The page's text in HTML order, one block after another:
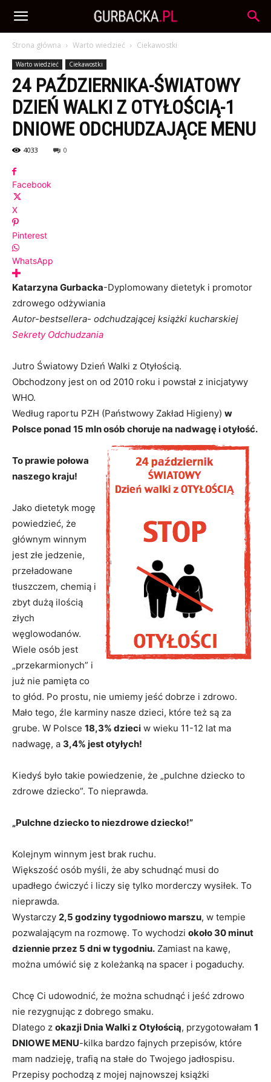
Strona główna Warto wiedzieć Ciekawostki
Warto wiedzieć Ciekawostki
24 PAŹDZIERNIKA-ŚWIATOWY
DZIEŃ WALKI Z OTYŁOŚCIĄ-1
DNIOWE ODCHUDZAJĄCE MENU
4033 0
Facebook
X
Pinterest
WhatsApp
Katarzyna Gurbacka-Dyplomowany dietetyk i promotor
zdrowego odżywiania
Autor-bestsellera- odchudzającej książki kucharskiej
Sekrety Odchudzania
Jutro Światowy Dzień Walki z Otyłością.
Obchodzony jest on od 2010 roku i powstał z inicjatywy
WHO.
Według raportu PZH (Państwowy Zakład Higieny) w
Polsce ponad 15 mln osób choruje na nadwagę i otyłość.
To prawie połowa
naszego kraju!
Jako dietetyk mogę
powiedzieć, że
głównym winnym
jest złe jedzenie,
przeładowane
tłuszczem, chemią i
zbyt dużą ilością
złych
węglowodanów.
Wiele osób jest
„przekarmionych” i
już nie pamięta co
to głód. Po prostu, nie umiemy jeść dobrze i zdrowo.
Mało tego, źle karminy nasze dzieci, które też są za
grube. W Polsce 18,3% dzieci w wieku 11-12 lat ma
nadwagę, a 3,4% jest otyłych!
Kiedyś było takie powiedzenie, że „pulchne dziecko to
zdrowe dziecko”. To nieprawda.
„Pulchne dziecko to niezdrowe dziecko!”
Kolejnym winnym jest brak ruchu.
Większość osób myśli, że aby schudnąć musi do
upadłego ćwiczyć i liczy się tylko morderczy wysiłek. To
nieprawda.
Wystarczy 2,5 godziny tygodniowo marszu, w tempie
pozwalającym na rozmowę. To wychodzi około 30 minut
dziennie przez 5 dni w tygodniu. Zamiast na kawę,
można umówić się z koleżanką na spacer i pogaduchy.
Chcę Ci udowodnić, że można schudnąć i jeść zdrowo
nie rezygnując z dobrego smaku.
Dlatego z okazji Dnia Walki z Otyłością, przygotowałam 1
DNIOWE MENU-kilka bardzo fajnych przepisów, które
mam nadzieję, trafią na stałe do Twojego jadłospisu.
Przepisy pochodzą z mojej najnowszej książki